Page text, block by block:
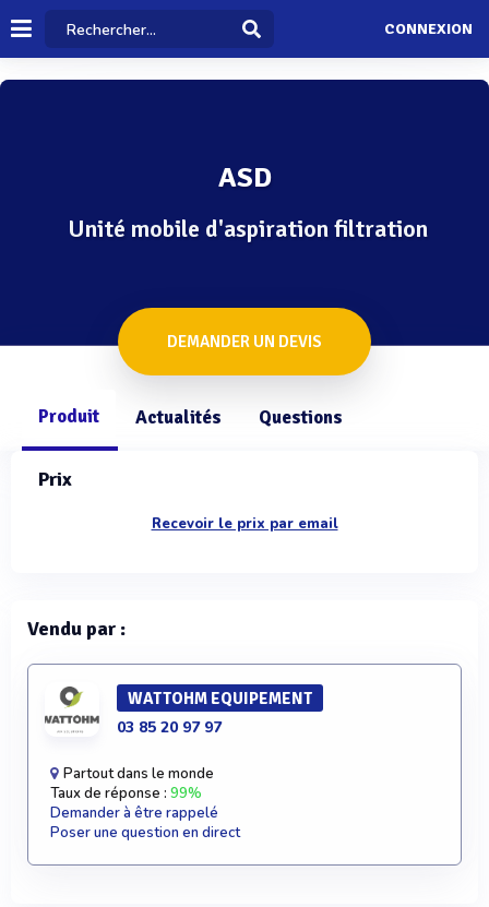
CONNEXION
ASD
Unité mobile d'aspiration filtration
DEMANDER UN DEVIS
Produit Actualités Questions
Prix
Recevoir le prix par email
Vendu par :
WATTOHM EQUIPEMENT
03 85 20 97 97
Partout dans le monde
Taux de réponse : 99%
Demander à être rappelé
Poser une question en direct